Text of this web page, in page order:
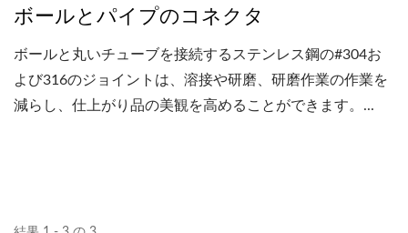
ボールとパイプのコネクタ
ボールと丸いチューブを接続するステンレス鋼の#304お
よび316のジョイントは、溶接や研磨、研磨作業の作業を
減らし、仕上がり品の美観を高めることができます。...